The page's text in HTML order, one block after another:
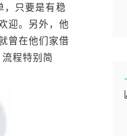
，只要是有稳
迎。另外，他
曾在他们家借
程特别简